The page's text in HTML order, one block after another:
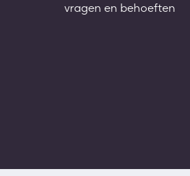
vragen en behoeften